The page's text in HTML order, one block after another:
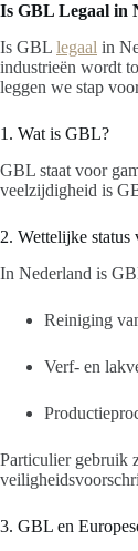
Is GBL Legaal in
Is GBL legaal in
industrieën wordt
leggen we stap
1. Wat is GBL?
GBL staat voor
veelzijdigheid is
2. Wettelijke
In Nederland is
Reiniging
Verf- en
Particulier gebruik
3. GBL en